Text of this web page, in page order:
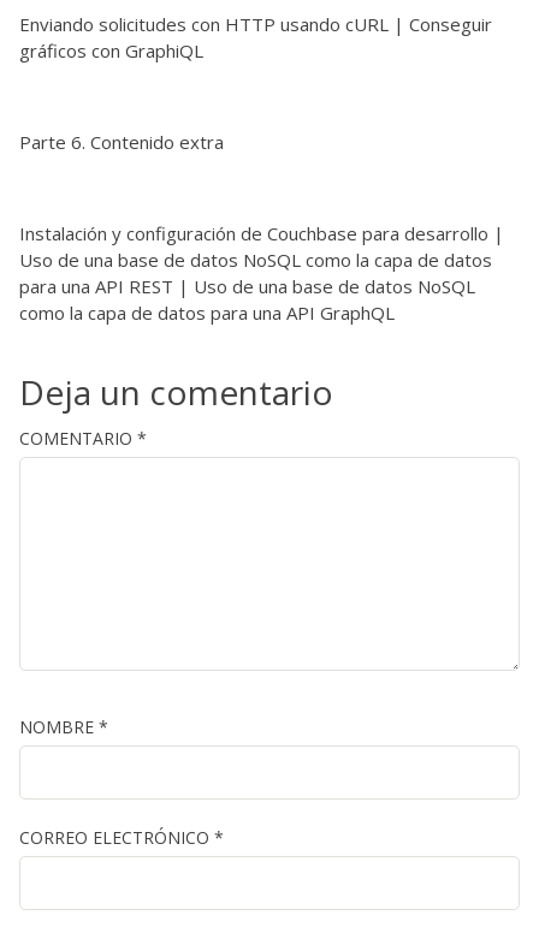
Enviando solicitudes con HTTP usando cURL | Conseguir
gráficos con GraphiQL
Parte 6. Contenido extra
Instalación y configuración de Couchbase para desarrollo |
Uso de una base de datos NoSQL como la capa de datos
para una API REST | Uso de una base de datos NoSQL
como la capa de datos para una API GraphQL
Deja un comentario
COMENTARIO *
NOMBRE *
CORREO ELECTRÓNICO *